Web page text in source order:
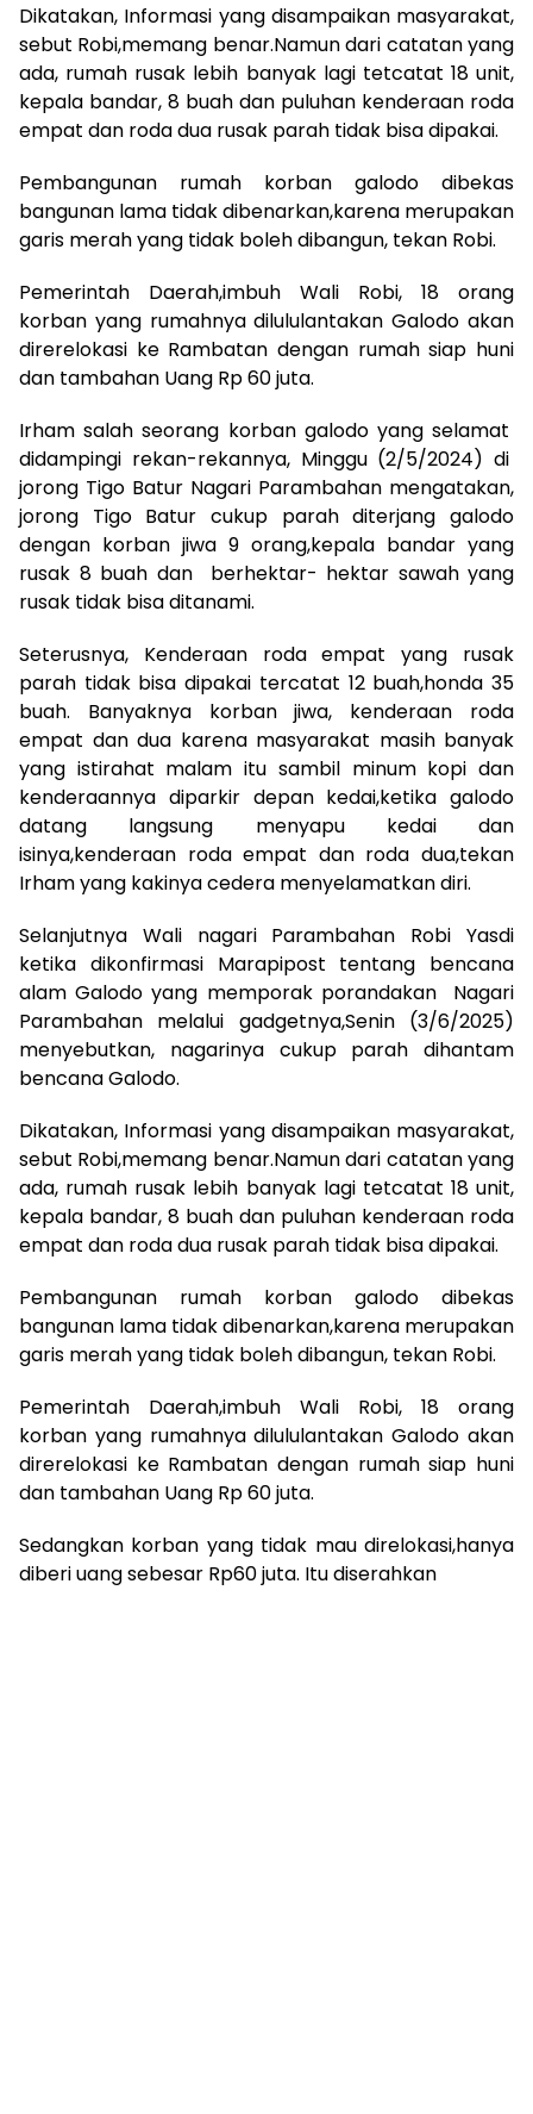
Dikatakan, Informasi yang disampaikan masyarakat,
sebut Robi,memang benar.Namun dari catatan yang
ada, rumah rusak lebih banyak lagi tetcatat 18 unit,
kepala bandar, 8 buah dan puluhan kenderaan roda
empat dan roda dua rusak parah tidak bisa dipakai.
Pembangunan rumah korban galodo dibekas
bangunan lama tidak dibenarkan,karena merupakan
garis merah yang tidak boleh dibangun, tekan Robi.
Pemerintah Daerah,imbuh Wali Robi, 18 orang
korban yang rumahnya dilululantakan Galodo akan
direrelokasi ke Rambatan dengan rumah siap huni
dan tambahan Uang Rp 60 juta.
Irham salah seorang korban galodo yang selamat
didampingi rekan-rekannya, Minggu (2/5/2024) di
jorong Tigo Batur Nagari Parambahan mengatakan,
jorong Tigo Batur cukup parah diterjang galodo
dengan korban jiwa 9 orang,kepala bandar yang
rusak 8 buah dan berhektar- hektar sawah yang
rusak tidak bisa ditanami.
Seterusnya, Kenderaan roda empat yang rusak
parah tidak bisa dipakai tercatat 12 buah,honda 35
buah. Banyaknya korban jiwa, kenderaan roda
empat dan dua karena masyarakat masih banyak
yang istirahat malam itu sambil minum kopi dan
kenderaannya diparkir depan kedai,ketika galodo
datang langsung menyapu kedai dan
isinya,kenderaan roda empat dan roda dua,tekan
Irham yang kakinya cedera menyelamatkan diri.
Selanjutnya Wali nagari Parambahan Robi Yasdi
ketika dikonfirmasi Marapipost tentang bencana
alam Galodo yang memporak porandakan Nagari
Parambahan melalui gadgetnya,Senin (3/6/2025)
menyebutkan, nagarinya cukup parah dihantam
bencana Galodo.
Dikatakan, Informasi yang disampaikan masyarakat,
sebut Robi,memang benar.Namun dari catatan yang
ada, rumah rusak lebih banyak lagi tetcatat 18 unit,
kepala bandar, 8 buah dan puluhan kenderaan roda
empat dan roda dua rusak parah tidak bisa dipakai.
Pembangunan rumah korban galodo dibekas
bangunan lama tidak dibenarkan,karena merupakan
garis merah yang tidak boleh dibangun, tekan Robi.
Pemerintah Daerah,imbuh Wali Robi, 18 orang
korban yang rumahnya dilululantakan Galodo akan
direrelokasi ke Rambatan dengan rumah siap huni
dan tambahan Uang Rp 60 juta.
Sedangkan korban yang tidak mau direlokasi,hanya
diberi uang sebesar Rp60 juta. Itu diserahkan